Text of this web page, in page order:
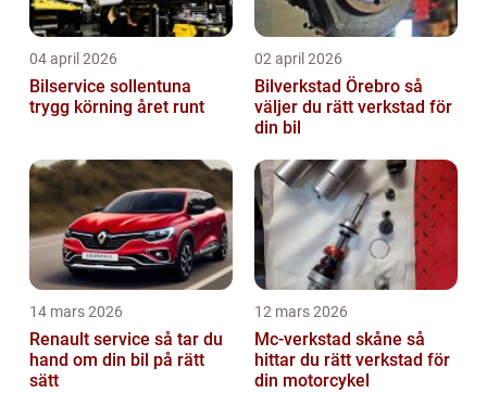
04 april 2026
Bilservice sollentuna
trygg körning året runt
02 april 2026
Bilverkstad Örebro så
väljer du rätt verkstad för
din bil
14 mars 2026
Renault service så tar du
hand om din bil på rätt
sätt
12 mars 2026
Mc-verkstad skåne så
hittar du rätt verkstad för
din motorcykel